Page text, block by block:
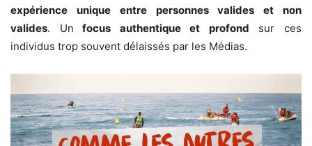
expérience unique entre personnes valides et non
valides. Un focus authentique et profond sur ces
individus trop souvent délaissés par les Médias.